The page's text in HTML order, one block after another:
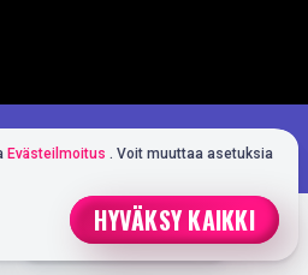
PELAA OIKEALLA RAHALLA
NOPEA TALLETUS
Evästeilmoitus . Voit muuttaa asetuksia
HYVÄKSY KAIKKI